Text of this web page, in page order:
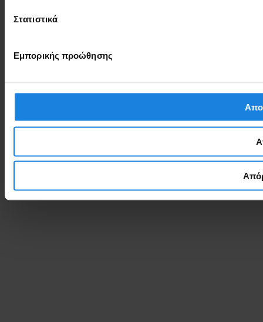
Στατιστικά
Εμπορικής προώθησης